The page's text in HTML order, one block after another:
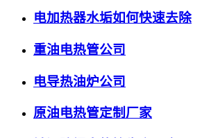
电加热器水垢如何快速去除
重油电热管公司
电导热油炉公司
原油电热管定制厂家